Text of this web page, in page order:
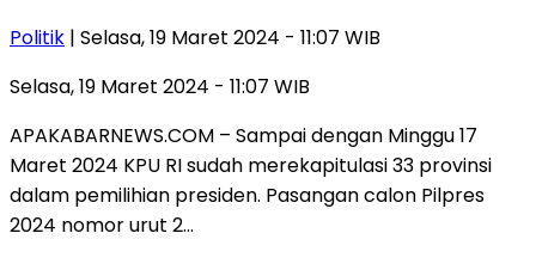
Politik | Selasa, 19 Maret 2024 - 11:07 WIB
Selasa, 19 Maret 2024 - 11:07 WIB
APAKABARNEWS.COM – Sampai dengan Minggu 17
Maret 2024 KPU RI sudah merekapitulasi 33 provinsi
dalam pemilihian presiden. Pasangan calon Pilpres
2024 nomor urut 2…